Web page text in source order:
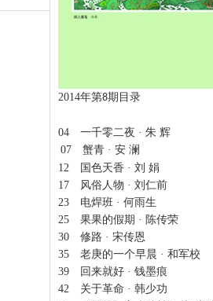
2014年第8期目录
04 一千零二夜 · 朱 辉
07 蟹青 · 安 澜
12
国色天香 · 刘 娟
17 风俗人物 · 刘仁前
23 电焊班 · 何雨生
25 果果的假期 · 陈传荣
30 修路 · 宋传恩
35 老庚的一个早晨 · 和军校
39
回来就好 · 钱墨痕
42 关于革命 · 韩少功